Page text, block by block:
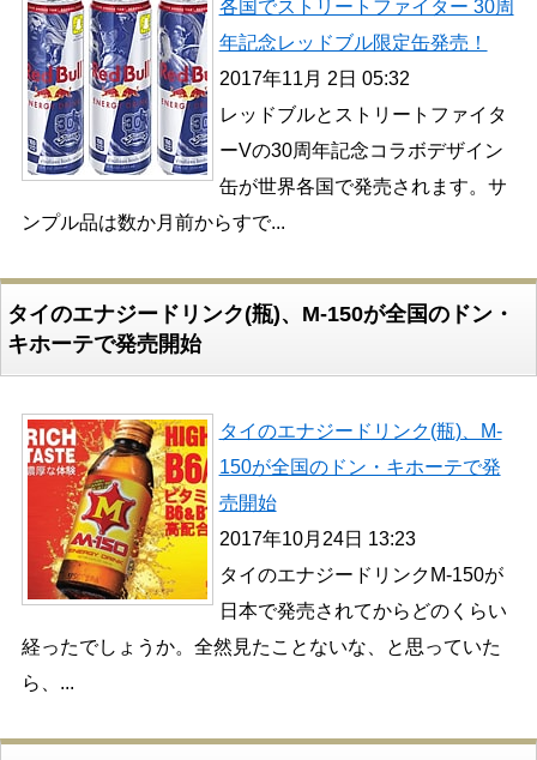
各国でストリートファイター 30周
年記念レッドブル限定缶発売！
2017年11月 2日 05:32
レッドブルとストリートファイタ
ーVの30周年記念コラボデザイン
缶が世界各国で発売されます。サ
ンプル品は数か月前からすで...
タイのエナジードリンク(瓶)、M-150が全国のドン・
キホーテで発売開始
タイのエナジードリンク(瓶)、M-
150が全国のドン・キホーテで発
売開始
2017年10月24日 13:23
タイのエナジードリンクM-150が
日本で発売されてからどのくらい
経ったでしょうか。全然見たことないな、と思っていた
ら、...